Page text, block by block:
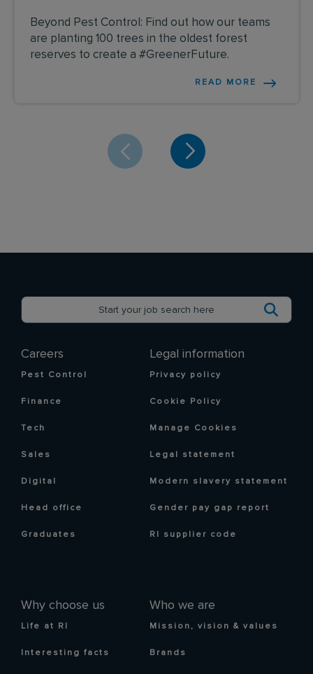
Beyond Pest Control: Find out how our teams
are planting 100 trees in the oldest forest
reserves to create a #GreenerFuture.
READ MORE
Careers
Pest Control
Finance
Tech
Sales
Digital
Head office
Graduates
Why choose us
Life at RI
Interesting facts
Who we are
Mission, vision & values
Brands
Legal information
Privacy policy
Cookie Policy
Manage Cookies
Legal statement
Modern slavery statement
Gender pay gap report
RI supplier code